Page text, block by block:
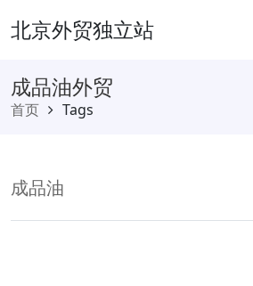
北京外贸独立站
成品油外贸
首页 Tags
成品油